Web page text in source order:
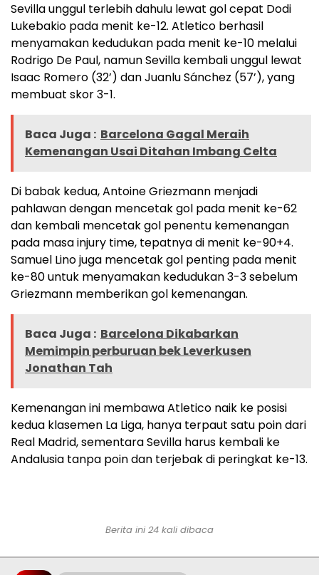
Sevilla unggul terlebih dahulu lewat gol cepat Dodi
Lukebakio pada menit ke-12. Atletico berhasil
menyamakan kedudukan pada menit ke-10 melalui
Rodrigo De Paul, namun Sevilla kembali unggul lewat
Isaac Romero (32’) dan Juanlu Sánchez (57’), yang
membuat skor 3-1.
Baca Juga : Barcelona Gagal Meraih
Kemenangan Usai Ditahan Imbang Celta
Di babak kedua, Antoine Griezmann menjadi
pahlawan dengan mencetak gol pada menit ke-62
dan kembali mencetak gol penentu kemenangan
pada masa injury time, tepatnya di menit ke-90+4.
Samuel Lino juga mencetak gol penting pada menit
ke-80 untuk menyamakan kedudukan 3-3 sebelum
Griezmann memberikan gol kemenangan.
Baca Juga : Barcelona Dikabarkan
Memimpin perburuan bek Leverkusen
Jonathan Tah
Kemenangan ini membawa Atletico naik ke posisi
kedua klasemen La Liga, hanya terpaut satu poin dari
Real Madrid, sementara Sevilla harus kembali ke
Andalusia tanpa poin dan terjebak di peringkat ke-13​.
Berita ini 24 kali dibaca